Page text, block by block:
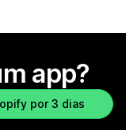
app?
por 3 dias